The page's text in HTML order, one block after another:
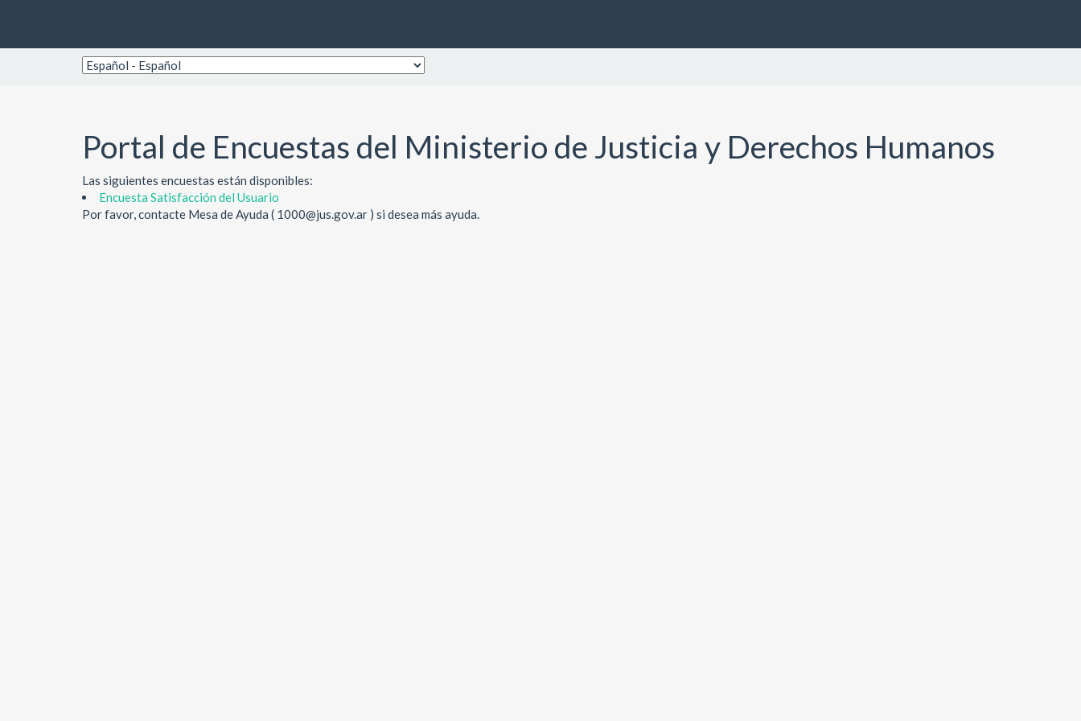
Portal de Encuestas del Ministerio de Justicia y Derechos Humanos
Las siguientes encuestas están disponibles:
Encuesta Satisfacción del Usuario
Por favor, contacte Mesa de Ayuda ( 1000@jus.gov.ar ) si desea más ayuda.